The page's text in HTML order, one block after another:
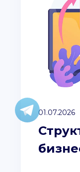
01.07.2026